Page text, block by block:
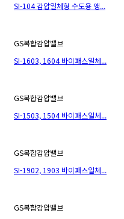
SI-104 감압일체형 수도용 앵...
GS복합감압밸브
SI-1603, 1604 바이패스일체...
GS복합감압밸브
SI-1503, 1504 바이패스일체...
GS복합감압밸브
SI-1902, 1903 바이패스일체...
GS복합감압밸브